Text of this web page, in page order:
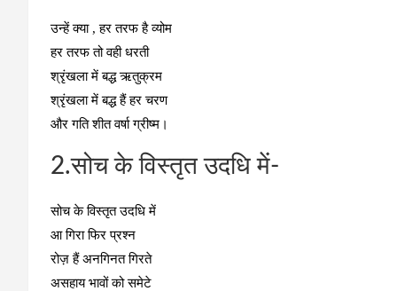
उन्हें क्या , हर तरफ है व्योम
हर तरफ तो वही धरती
श्रृंखला में बद्ध ऋतुक्रम
श्रृंखला में बद्ध हैं हर चरण
और गति शीत वर्षा ग्रीष्म।
2.सोच के विस्तृत उदधि में-
सोच के विस्तृत उदधि में
आ गिरा फिर प्रश्न
रोज़ हैं अनगिनत गिरते
असहाय भावों को समेटे